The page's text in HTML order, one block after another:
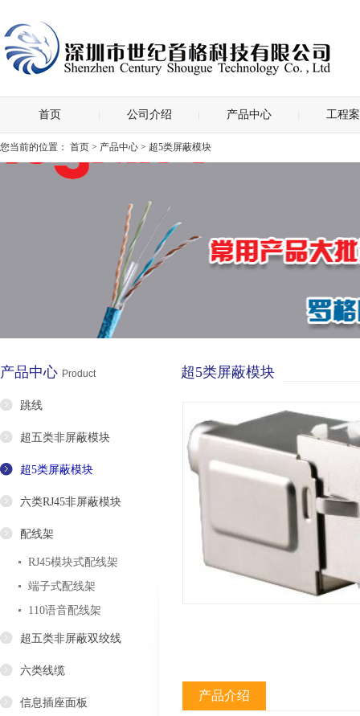
首页 公司介绍 产品中心 工程
您当前的位置： 首页 > 产品中心 > 超5类屏蔽模块
产品中心 Product
跳线
超五类非屏蔽模块
超5类屏蔽模块
六类RJ45非屏蔽模块
配线架
RJ45模块式配线架
端子式配线架
110语音配线架
超五类非屏蔽双绞线
六类线缆
信息插座面板
超5类屏蔽模块
产品介绍